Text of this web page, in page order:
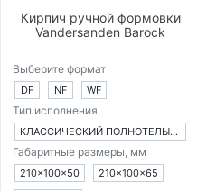
Кирпич ручной формовки
Vandersanden Barock
Выберите формат
DF NF WF
Тип исполнения
КЛАССИЧЕСКИЙ ПОЛНОТЕЛЫЙ КИРПИЧ
Габаритные размеры, мм
210×100×50
210×100×65